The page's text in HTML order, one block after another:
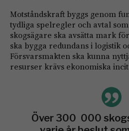
Motståndskraft byggs genom
tydliga spelregler och avtal
skogsägare ska avsätta mark
ska bygga redundans i logistik
Försvarsmakten ska kunna
resurser krävs ekonomiska
Över 300 000